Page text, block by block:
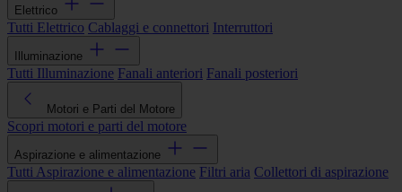
Elettrico
Tutti Elettrico Cablaggi e connettori Interruttori
Illuminazione
Tutti Illuminazione Fanali anteriori Fanali posteriori
Motori e Parti del Motore
Scopri motori e parti del motore
Aspirazione e alimentazione
Tutti Aspirazione e alimentazione Filtri aria Collettori di aspirazione